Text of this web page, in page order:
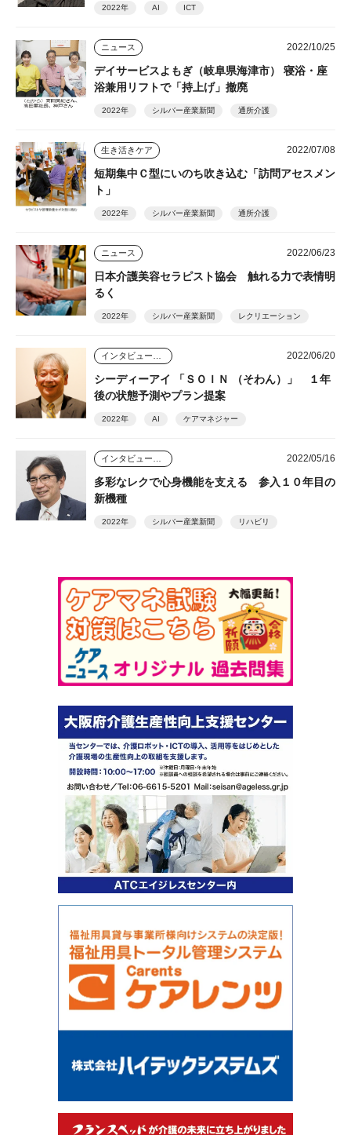
2022年 AI ICT
ニュース 2022/10/25
デイサービスよもぎ（岐阜県海津市） 寝浴・座
浴兼用リフトで「持上げ」撤廃
2022年 シルバー産業新聞 通所介護
生き活きケア 2022/07/08
短期集中Ｃ型にいのち吹き込む「訪問アセスメン
ト」
2022年 シルバー産業新聞 通所介護
ニュース 2022/06/23
日本介護美容セラピスト協会 触れる力で表情明
るく
2022年 シルバー産業新聞 レクリエーション
2022/06/20
シーディーアイ 「ＳＯＩＮ （そわん）」 １年
後の状態予測やプラン提案
2022年 AI ケアマネジャー
2022/05/16
多彩なレクで心身機能を支える 参入１０年目の
新機種
2022年 シルバー産業新聞 リハビリ